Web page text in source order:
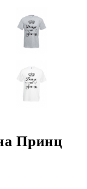
Принц